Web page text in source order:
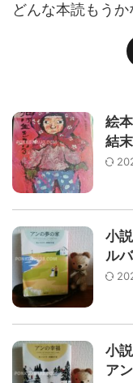
どんな本読もうか
絵
結
小
ル
小
ア